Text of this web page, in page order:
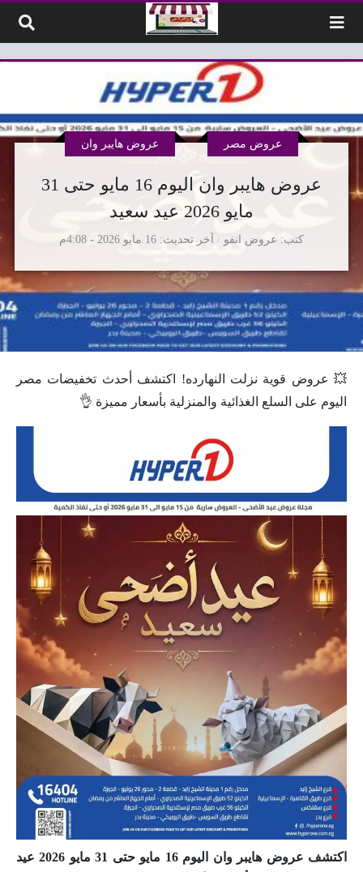
عروض هايبر وان اليوم 16 مايو حتى 31
مايو 2026 عيد سعيد
كتب عروض انفو
عروض مصر عروض هايبر وان
آخر تحديث 16 مايو 2026 - 4:08م
💥 عروض قوية نزلت النهارده! اكتشف أحدث تخفيضات مصر
اليوم على السلع الغذائية والمنزلية بأسعار مميزة 👌
اكتشف عروض هايبر وان اليوم 16 مايو حتى 31 مايو 2026 عيد